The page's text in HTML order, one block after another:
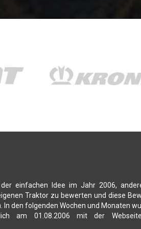
einfachen Idee im Jahr 2006,
Traktor zu bewerten und diese
den folgenden Wochen und Monaten
am 01.08.2006 mit der Webseite